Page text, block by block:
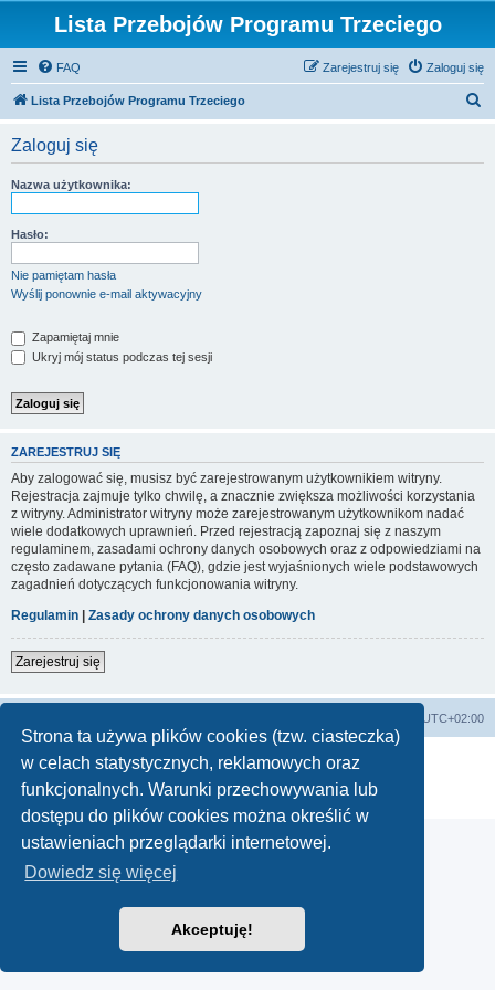
Strona ta używa plików cookies (tzw. ciasteczka)
w celach statystycznych, reklamowych oraz
funkcjonalnych. Warunki przechowywania lub
dostępu do plików cookies można określić w
ustawieniach przeglądarki internetowej.
Dowiedz się więcej
Akceptuję!
Lista Przebojów Programu Trzeciego
FAQ Zaloguj się
Zarejestruj się
Lista Przebojów Programu Trzeciego
Zaloguj się
Nazwa użytkownika:
Hasło:
Nie pamiętam hasła
Wyślij ponownie e-mail aktywacyjny
Zapamiętaj mnie
Ukryj mój status podczas tej sesji
ZAREJESTRUJ SIĘ
Aby zalogować się, musisz być zarejestrowanym użytkownikiem witryny.
Rejestracja zajmuje tylko chwilę, a znacznie zwiększa możliwości korzystania
z witryny. Administrator witryny może zarejestrowanym użytkownikom nadać
wiele dodatkowych uprawnień. Przed rejestracją zapoznaj się z naszym
regulaminem, zasadami ochrony danych osobowych oraz z odpowiedziami na
często zadawane pytania (FAQ), gdzie jest wyjaśnionych wiele podstawowych
zagadnień dotyczących funkcjonowania witryny.
Regulamin | Zasady ochrony danych osobowych
Zarejestruj się
UTC+02:00
Technologię dostarczaphpBB ® Forum Software © phpBB Limited
Zasady ochrony danych osobowych|Regulamin